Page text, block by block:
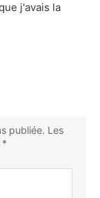
j'avais la
publiée. Les
*